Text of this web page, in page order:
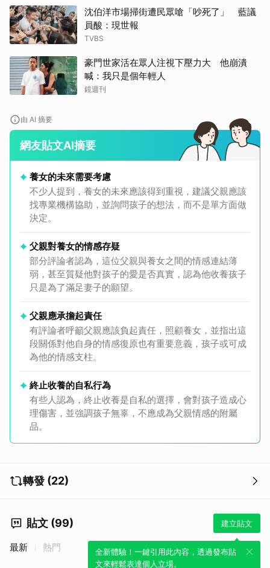
沈伯洋市場掃街遭民眾嗆「吵死了」 藍議
員酸：現世報
TVBS
豪門世家活在眾人注視下壓力大 他崩潰
喊：我只是個年輕人
鏡週刊
由 AI 摘要
網友貼文AI摘要
養女的未來需要考慮
不少人提到，養女的未來應該得到重視，建議父親應該
找專業機構協助，並詢問孩子的想法，而不是單方面做
決定。
父親對養女的情感存疑
部分評論者認為，這位父親與養女之間的情感連結薄
弱，甚至質疑他對孩子的愛是否真實，認為他收養孩子
只是為了滿足妻子的願望。
父親應承擔起責任
有評論者呼籲父親應該負起責任，照顧養女，並指出這
段關係對他自身的情感復原也有重要意義，孩子或可成
為他的情感支柱。
終止收養的自私行為
有些人認為，終止收養是自私的選擇，會對孩子造成心
理傷害，並強調孩子無辜，不應成為父親情感的附屬
品。
轉發 (22)
貼文 (99) 建立貼文
全新體驗！一鍵引用此內容，透過發布貼
文來輕鬆表達個人立場。
最新 熱門